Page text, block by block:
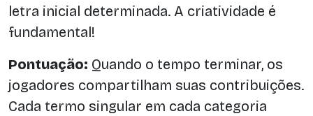
letra inicial determinada. A criatividade é
fundamental!
Pontuação: Quando o tempo terminar, os
jogadores compartilham suas contribuições.
Cada termo singular em cada categoria